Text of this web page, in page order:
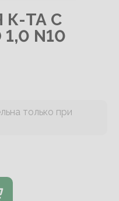
К-ТА С
N10
только при